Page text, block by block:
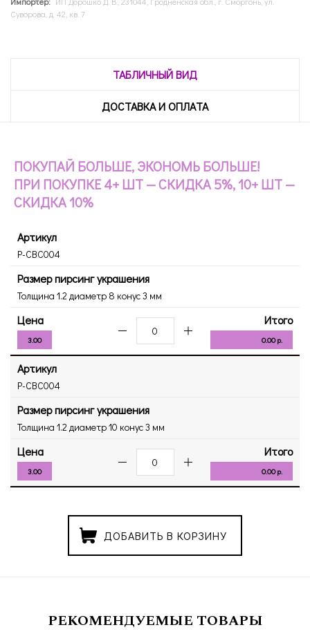
Суворова, д. 42, кв. 7
ТАБЛИЧНЫЙ ВИД
ДОСТАВКА И ОПЛАТА
ПОКУПАЙ БОЛЬШЕ, ЭКОНОМЬ БОЛЬШЕ!
ПРИ ПОКУПКЕ 4+ ШТ — СКИДКА 5%, 10+ ШТ —
СКИДКА 10%
Артикул
P-CBС004
Размер пирсинг украшения
Толщина 1.2 диаметр 8 конус 3 мм
Цена
3.00
Итого
0.00 р.
Артикул
P-CBС004
Размер пирсинг украшения
Толщина 1.2 диаметр 10 конус 3 мм
Цена
3.00
Итого
0.00 р.
ДОБАВИТЬ В КОРЗИНУ
РЕКОМЕНДУЕМЫЕ ТОВАРЫ